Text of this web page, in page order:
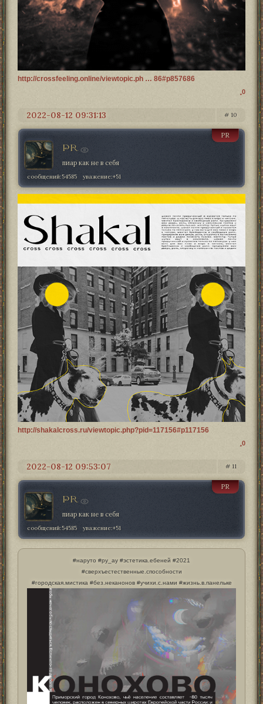
http://crossfeeling.online/viewtopic.ph … 86#p857686
0
10
2022-08-12 09:31:13
PR
PR
пиар как не в себя
сообщений:54585 уважение:+51
http://shakalcross.ru/viewtopic.php?pid=117156#p117156
0
11
2022-08-12 09:53:07
PR
PR
пиар как не в себя
сообщений:54585 уважение:+51
#наруто #ру_ау #эстетика.ебеней #2021
#сверхъестественные.способности
#городская.мистика #без.неканонов #учихи.с.нами #жизнь.в.панельке